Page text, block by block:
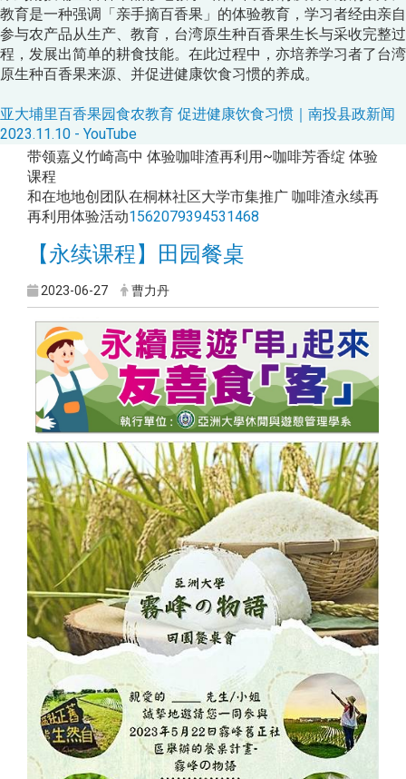
教育是一种强调「亲手摘百香果」的体验教育，学习者经由亲自
参与农产品从生产、教育，台湾原生种百香果生长与采收完整过
程，发展出简单的耕食技能。在此过程中，亦培养学习者了台湾
原生种百香果来源、并促进健康饮食习惯的养成。
亚大埔里百香果园食农教育 促进健康饮食习惯｜南投县政新闻
2023.11.10 - YouTube
带领嘉义竹崎高中 体验咖啡渣再利用~咖啡芳香绽 体验
课程
和在地地创团队在桐林社区大学市集推广 咖啡渣永续再
再利用体验活动1562079394531468
【永续课程】田园餐桌
2023-06-27 曹力丹